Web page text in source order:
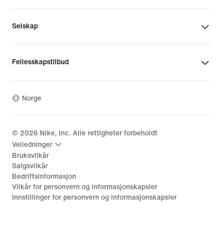
Selskap
Fellesskapstilbud
Norge
© 2026 Nike, Inc. Alle rettigheter forbeholdt
Veiledninger
Bruksvilkår
Salgsvilkår
Bedriftsinformasjon
Vilkår for personvern og informasjonskapsler
Innstillinger for personvern og informasjonskapsler